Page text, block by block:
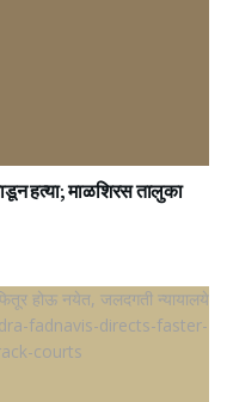
हत्या; माळशिरस तालुका